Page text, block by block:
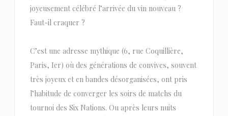
joyeusement célébré l’arrivée du vin nouveau ?
Faut-il craquer ?
C’est une adresse mythique (6, rue Coquillière,
Paris, Ier) où des générations de convives, souvent
très joyeux et en bandes désorganisées, ont pris
l’habitude de converger les soirs de matchs du
tournoi des Six Nations. Ou après leurs nuits